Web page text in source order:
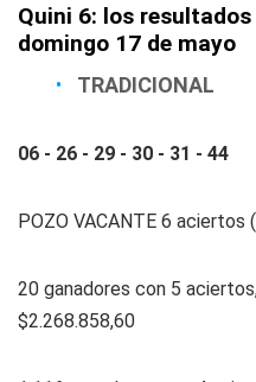
Quini 6: los
domingo 17 de mayo
TRADICIONAL
06 - 26 - 29 - 30 - 31 - 44
POZO VACANTE 6 aciertos
20 ganadores con 5
$2.268.858,60